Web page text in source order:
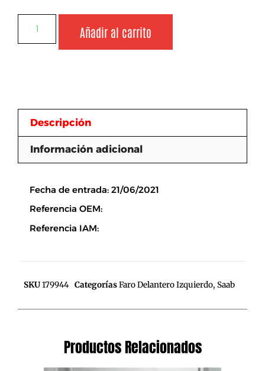
Añadir al carrito
Descripción
Información adicional
Fecha de entrada: 21/06/2021
Referencia OEM:
Referencia IAM:
SKU179944 CategoríasFaro Delantero Izquierdo, Saab
Productos Relacionados